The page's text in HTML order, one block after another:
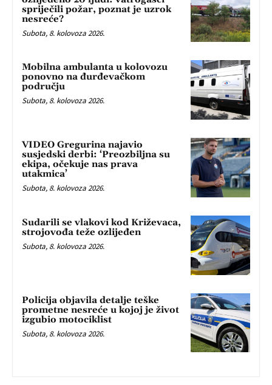
spriječili požar, poznat je uzrok
nesreće?
Subota, 8. kolovoza 2026.
Mobilna ambulanta u kolovozu
ponovno na đurđevačkom
području
Subota, 8. kolovoza 2026.
VIDEO Gregurina najavio
susjedski derbi: ‘Preozbiljna su
ekipa, očekuje nas prava
utakmica’
Subota, 8. kolovoza 2026.
Sudarili se vlakovi kod Križevaca,
strojovođa teže ozlijeđen
Subota, 8. kolovoza 2026.
Policija objavila detalje teške
prometne nesreće u kojoj je život
izgubio motociklist
Subota, 8. kolovoza 2026.